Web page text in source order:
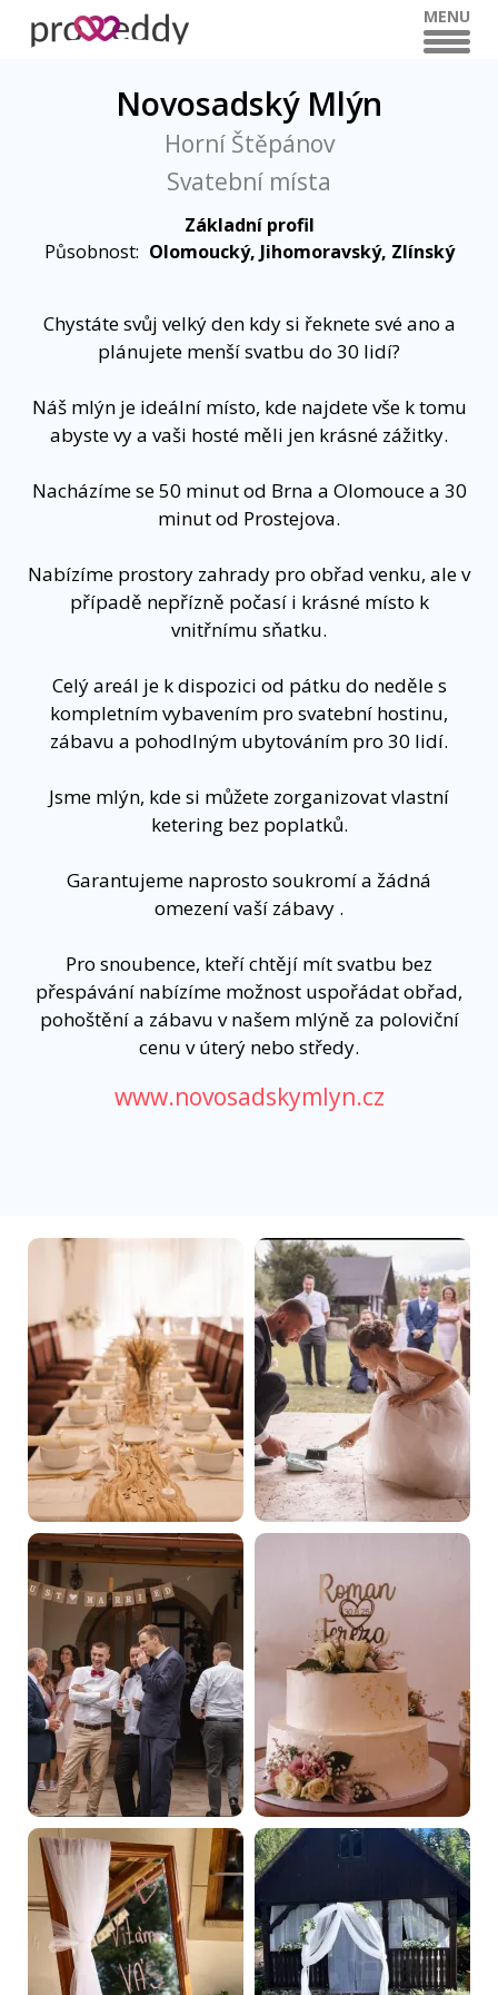
MENU
Novosadský Mlýn
Horní Štěpánov
Svatební místa
Základní profil
Působnost: Olomoucký, Jihomoravský, Zlínský
Chystáte svůj velký den kdy si řeknete své ano a
plánujete menší svatbu do 30 lidí?
Náš mlýn je ideální místo, kde najdete vše k tomu
abyste vy a vaši hosté měli jen krásné zážitky.
Nacházíme se 50 minut od Brna a Olomouce a 30
minut od Prostejova.
Nabízíme prostory zahrady pro obřad venku, ale v
případě nepřízně počasí i krásné místo k
vnitřnímu sňatku.
Celý areál je k dispozici od pátku do neděle s
kompletním vybavením pro svatební hostinu,
zábavu a pohodlným ubytováním pro 30 lidí.
Jsme mlýn, kde si můžete zorganizovat vlastní
ketering bez poplatků.
Garantujeme naprosto soukromí a žádná
omezení vaší zábavy .
Pro snoubence, kteří chtějí mít svatbu bez
přespávání nabízíme možnost uspořádat obřad,
pohoštění a zábavu v našem mlýně za poloviční
cenu v úterý nebo středy.
www.novosadskymlyn.cz